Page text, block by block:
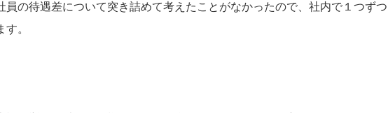
員の待遇差について突き詰めて考えたことがなかったので、社内で１つずつ
。